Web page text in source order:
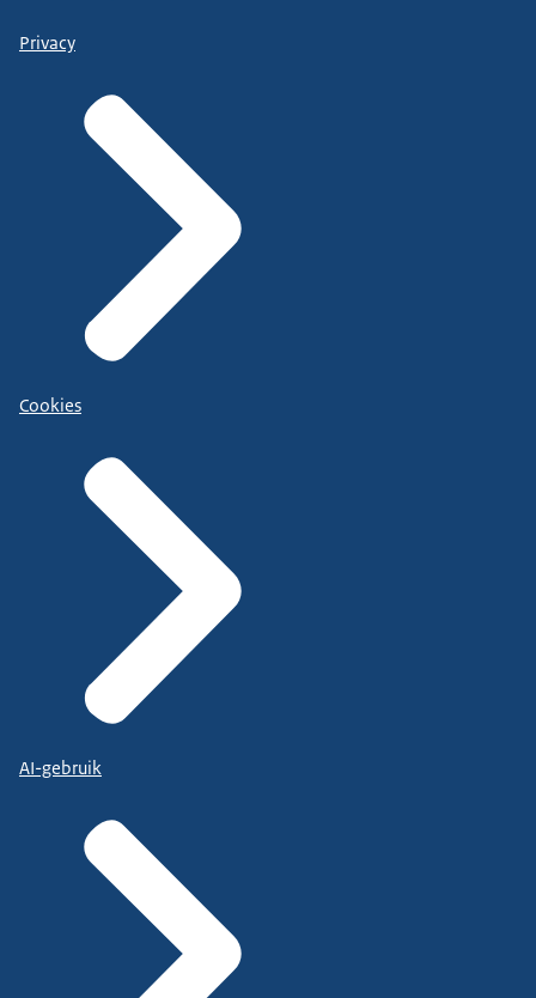
Privacy
Cookies
AI-gebruik